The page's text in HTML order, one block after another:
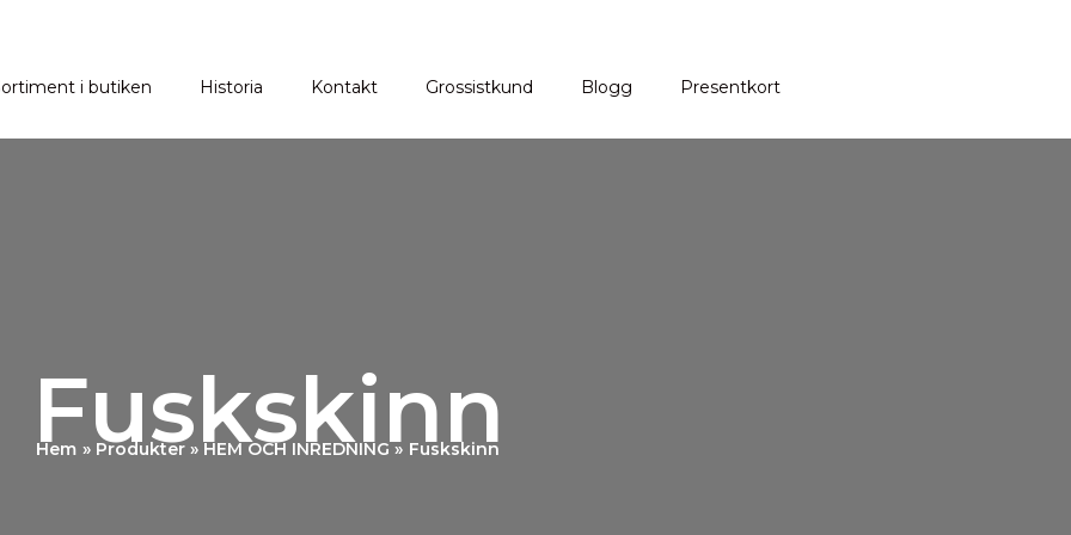
i butiken Historia Kontakt Grossistkund Blogg Presentkort
Fuskskinn
Hem Produkter HEM OCH INREDNING Fuskskinn